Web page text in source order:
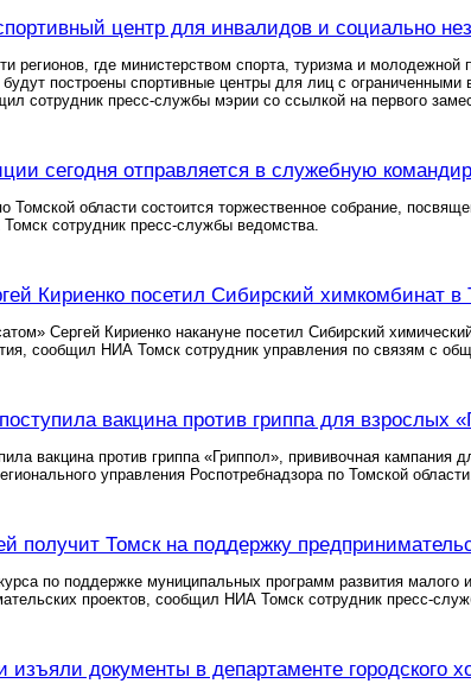
центр для инвалидов и социально
регионов, где министерством спорта, туризма и
будут построены спортивные центры для лиц с
сотрудник пресс-службы мэрии со ссылкой на первого
сегодня отправляется в служебную
области состоится торжественное собрание,
сотрудник пресс-службы ведомства.
Кириенко посетил Сибирский химкомбинат в
Сергей Кириенко накануне посетил Сибирский
сообщил НИА Томск сотрудник управления по связям с
вакцина против гриппа для взрослых
вакцина против гриппа «Гриппол», прививочная
управления Роспотребнадзора по Томской
получит Томск на поддержку
по поддержке муниципальных программ развития
проектов, сообщил НИА Томск сотрудник пресс-
изъяли документы в департаменте городского